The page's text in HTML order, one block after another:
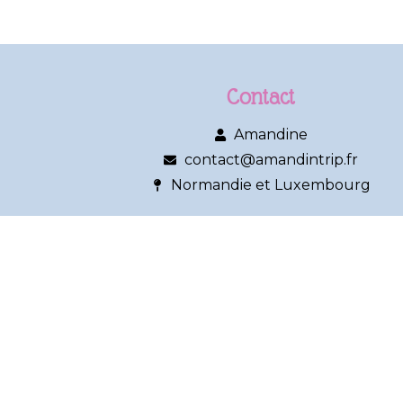
Contact
Amandine
contact@amandintrip.fr
Normandie et Luxembourg